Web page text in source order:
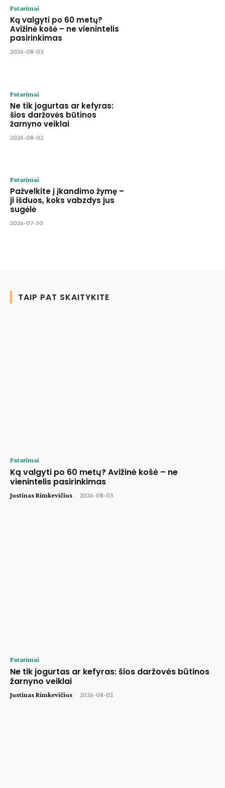
Patarimai
Ką valgyti po 60 metų?
Avižinė košė – ne vienintelis
pasirinkimas
2026-08-03
Patarimai
Ne tik jogurtas ar kefyras:
šios daržovės būtinos
žarnyno veiklai
2026-08-02
Patarimai
Pažvelkite į įkandimo žymę –
ji išduos, koks vabzdys jus
sugėlė
2026-07-30
TAIP PAT SKAITYKITE
Patarimai
Ką valgyti po 60 metų? Avižinė košė – ne
vienintelis pasirinkimas
Justinas Rimkevičius - 2026-08-03
Patarimai
Ne tik jogurtas ar kefyras: šios daržovės būtinos
žarnyno veiklai
Justinas Rimkevičius - 2026-08-02